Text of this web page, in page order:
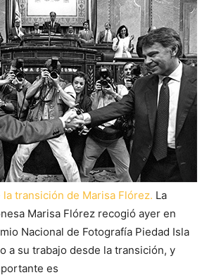
la transición de Marisa Flórez. La
Marisa Flórez recogió ayer en
Nacional de Fotografía Piedad Isla
a su trabajo desde la transición, y
es